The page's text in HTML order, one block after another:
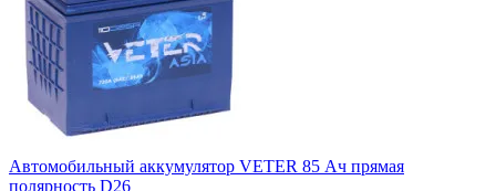
Автомобильный аккумулятор VETER 85 Ач прямая
полярность D26